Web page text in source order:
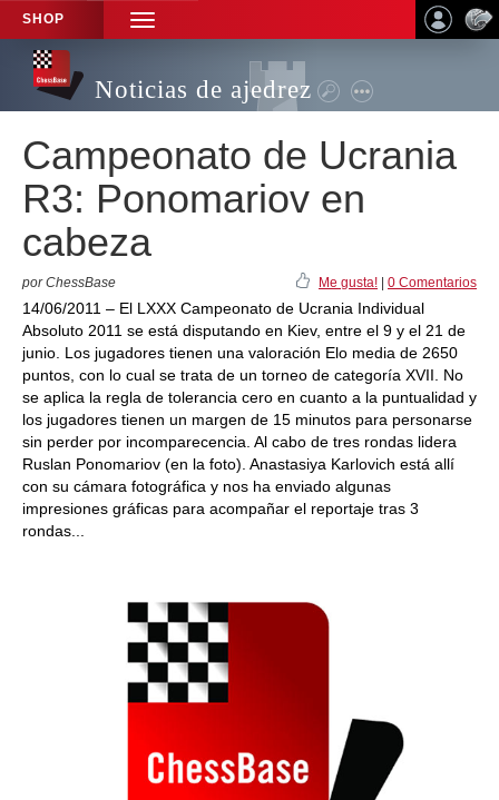
SHOP
TOGGLE
NAVIGATION
Noticias de ajedrez
Campeonato de Ucrania
R3: Ponomariov en
cabeza
por ChessBase Me gusta! 0 Comentarios
14/06/2011 – El LXXX Campeonato de Ucrania Individual
Absoluto 2011 se está disputando en Kiev, entre el 9 y el 21 de
junio. Los jugadores tienen una valoración Elo media de 2650
puntos, con lo cual se trata de un torneo de categoría XVII. No
se aplica la regla de tolerancia cero en cuanto a la puntualidad y
los jugadores tienen un margen de 15 minutos para personarse
sin perder por incomparecencia. Al cabo de tres rondas lidera
Ruslan Ponomariov (en la foto). Anastasiya Karlovich está allí
con su cámara fotográfica y nos ha enviado algunas
impresiones gráficas para acompañar el reportaje tras 3
rondas...